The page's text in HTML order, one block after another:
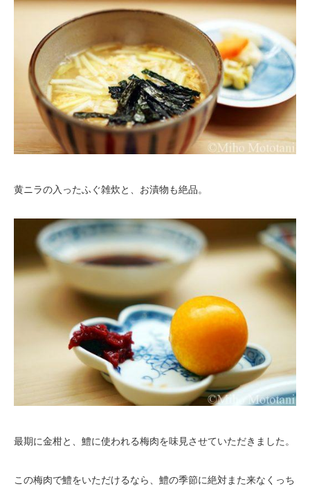
黄ニラの入ったふぐ雑炊と、お漬物も絶品。
最期に金柑と、鱧に使われる梅肉を味見させていただきました。
この梅肉で鱧をいただけるなら、鱧の季節に絶対また来なくっち